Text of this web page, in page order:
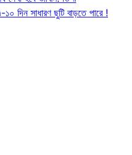
দিন সাধারণ ছুটি বাড়তে পারে !